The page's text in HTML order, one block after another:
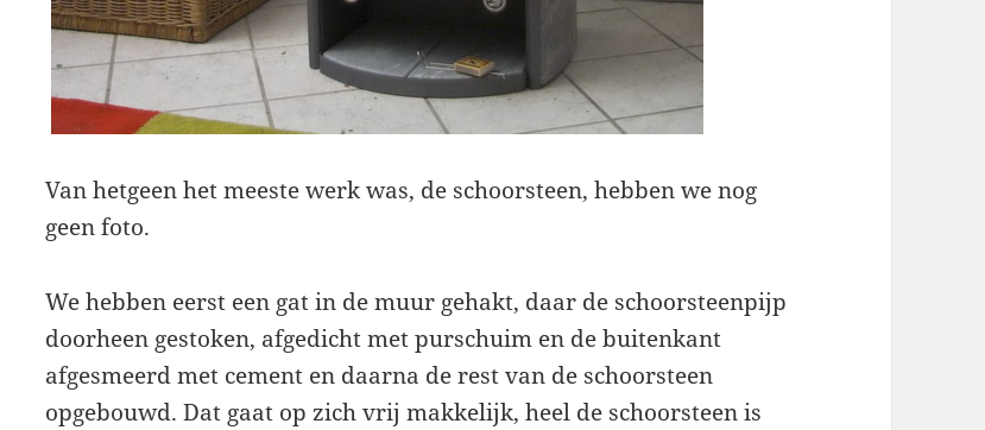
Van hetgeen het meeste werk was, de schoorsteen, hebben we nog
geen foto.
We hebben eerst een gat in de muur gehakt, daar de schoorsteenpijp
doorheen gestoken, afgedicht met purschuim en de buitenkant
afgesmeerd met cement en daarna de rest van de schoorsteen
opgebouwd. Dat gaat op zich vrij makkelijk, heel de schoorsteen is